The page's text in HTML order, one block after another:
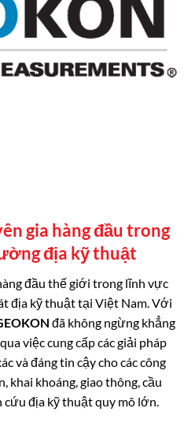
gia hàng đầu trong
địa kỹ thuật
đầu thế giới trong lĩnh vực
địa kỹ thuật tại Việt Nam. Với
đã không ngừng khẳng
việc cung cấp các giải pháp
và đáng tin cậy cho các công
khai khoáng, giao thông, cầu
địa kỹ thuật quy mô lớn.